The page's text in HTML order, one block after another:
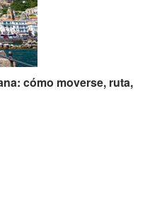
cómo moverse, ruta,